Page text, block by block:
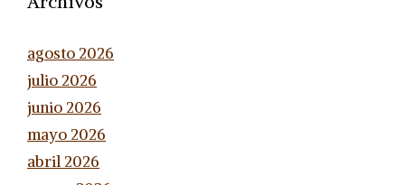
agosto 2026
julio 2026
junio 2026
mayo 2026
abril 2026